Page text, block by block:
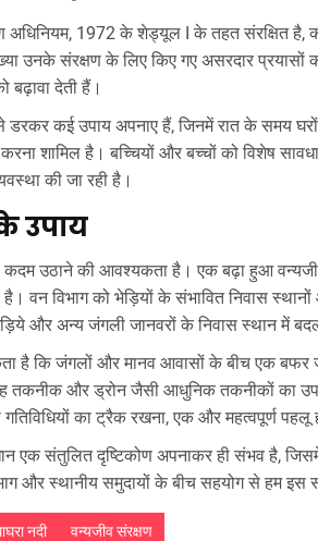
अधिनियम, 1972 के शेड्यूल I के तहत संरक्षित
उनके संरक्षण के लिए किए गए असरदार प्रयासों
बढ़ावा देती हैं।
डरकर कई उपाय अपनाए हैं, जिनमें रात के समय
करना शामिल है। बच्चियों और बच्चों को विशेष
की जा रही है।
उपाय
उठाने की आवश्यकता है। एक बढ़ा हुआ
है। वन विभाग को भेड़ियों के संभावित निवास
और अन्य जंगली जानवरों के निवास स्थान में
है कि जंगलों और मानव आवासों के बीच एक बफर
तकनीक और ड्रोन जैसी आधुनिक तकनीकों का
का ट्रैक रखना, एक और महत्वपूर्ण पहलू
एक संतुलित दृष्टिकोण अपनाकर ही संभव है,
और स्थानीय समुदायों के बीच सहयोग से हम
नदी वन्यजीव संरक्षण